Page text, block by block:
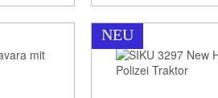
NEU